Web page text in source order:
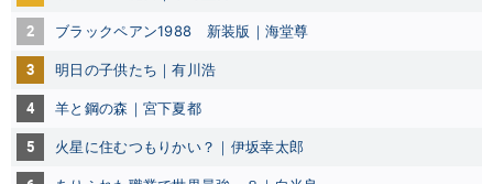
2 ブラックペアン1988 新装版｜海堂尊
3 明日の子供たち｜有川浩
4 羊と鋼の森｜宮下夏都
5 火星に住むつもりかい？｜伊坂幸太郎